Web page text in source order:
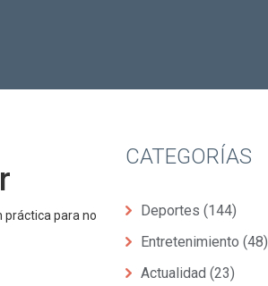
práctica para no
CATEGORÍAS
Deportes (144)
Entretenimiento (48)
Actualidad (23)